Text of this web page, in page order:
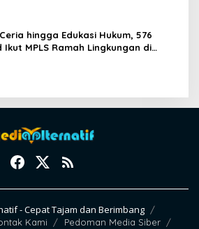
hingga Edukasi Hukum, 576
Ikut MPLS Ramah Lingkungan di
- Cepat Tajam dan Berimbang
Kami Pedoman Media Siber